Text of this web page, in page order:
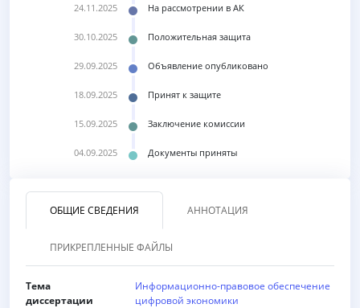
24.11.2025 На рассмотрении в АК
30.10.2025 Положительная защита
29.09.2025 Объявление опубликовано
18.09.2025 Принят к защите
15.09.2025 Заключение комиссии
04.09.2025 Документы приняты
ОБЩИЕ СВЕДЕНИЯ АННОТАЦИЯ
ПРИКРЕПЛЕННЫЕ ФАЙЛЫ
Тема
диссертации
Информационно-правовое обеспечение
цифровой экономики